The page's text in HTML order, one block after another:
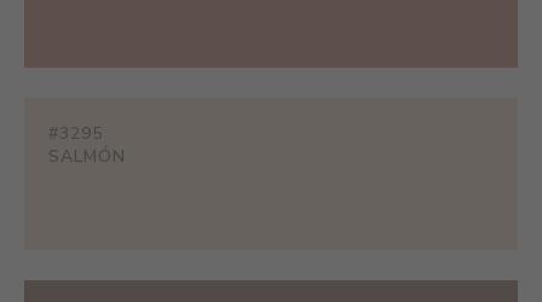
#3295
SALMÓN